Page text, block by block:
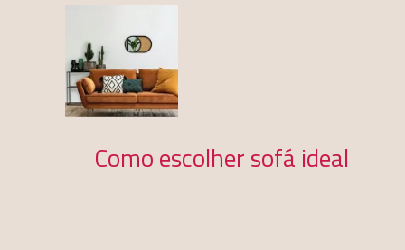
Como escolher sofá ideal